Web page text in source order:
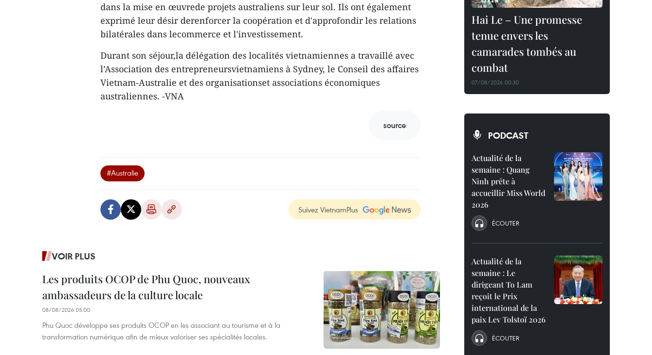
dans la mise en œuvrede projets australiens sur leur sol. Ils ont également
exprimé leur désir derenforcer la coopération et d'approfondir les relations
bilatérales dans lecommerce et l'investissement.
Durant son séjour,la délégation des localités vietnamiennes a travaillé avec
l’Association des entrepreneursvietnamiens à Sydney, le Conseil des affaires
Vietnam-Australie et des organisationset associations économiques
australiennes. -VNA
source
#Australie
Suivez VietnamPlus
VOIR PLUS
Les produits OCOP de Phu Quoc, nouveaux
ambassadeurs de la culture locale
08/08/2026 05:00
Phu Quoc développe ses produits OCOP en les associant au tourisme et à la
transformation numérique afin de mieux valoriser ses spécialités locales.
Hai Le – Une promesse
tenue envers les
camarades tombés au
combat
07/08/2026 00:30
PODCAST
Actualité de la
semaine : Quang
Ninh prête à
accueillir Miss World
2026
ÉCOUTER
Actualité de la
semaine : Le
dirigeant To Lam
reçoit le Prix
international de la
paix Lev Tolstoï 2026
ÉCOUTER